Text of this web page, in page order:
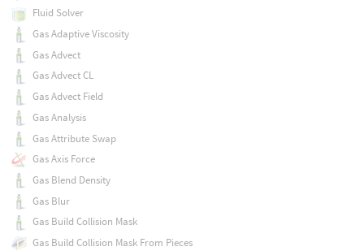
Fluid Solver
Gas Adaptive Viscosity
Gas Advect
Gas Advect CL
Gas Advect Field
Gas Analysis
Gas Attribute Swap
Gas Axis Force
Gas Blend Density
Gas Blur
Gas Build Collision Mask
Gas Build Collision Mask From Pieces